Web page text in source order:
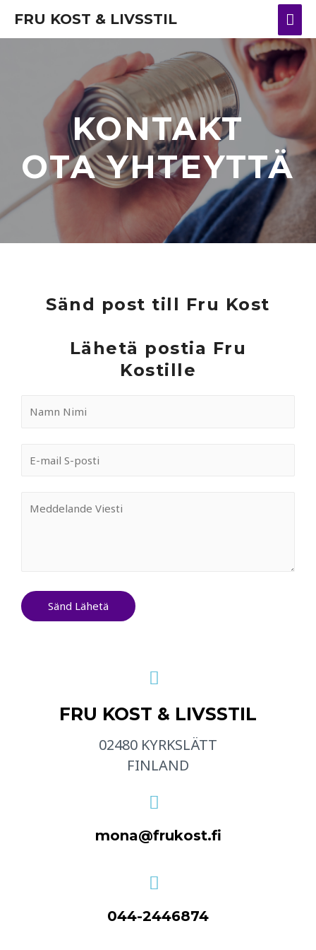
FRU KOST & LIVSSTIL
KONTAKT
OTA YHTEYTTÄ
Sänd post till Fru Kost
Lähetä postia Fru
Kostille
FRU KOST & LIVSSTIL
02480 KYRKSLÄTT
FINLAND
mona@frukost.fi
044-2446874